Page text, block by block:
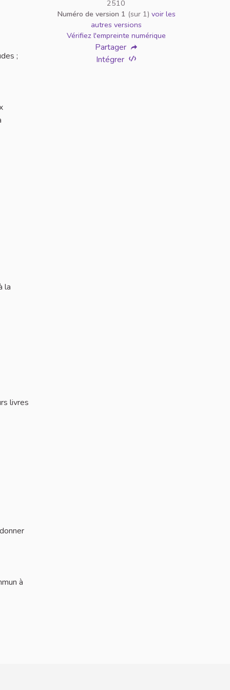
;
la
livres
à
2510
Numéro de version 1 (sur 1) voir les
autres versions
Vérifiez l'empreinte numérique
Partager
Intégrer